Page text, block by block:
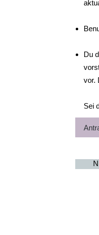
Du
vor.
Sei